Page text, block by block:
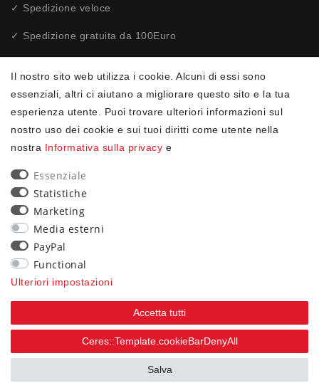
✓ Spedizione veloce
✓ Spedizione gratuita da 100Euro
✓ Protezione dei dati
Il nostro sito web utilizza i cookie. Alcuni di essi sono
essenziali, altri ci aiutano a migliorare questo sito e la tua
esperienza utente. Puoi trovare ulteriori informazioni sul
nostro uso dei cookie e sui tuoi diritti come utente nella
nostra Informativa sulla privacy e
Essenziale
Statistiche
Marketing
Media esterni
PayPal
Functional
Ulteriori impostazioni
Accetta tutti
Ceres::Template.cookieBarDenyAll
Salva
NEWSLETTER
Confermo di aver letto la
.Ceres::Template.newsletterIsRequiredFootnote
90
trees were planted